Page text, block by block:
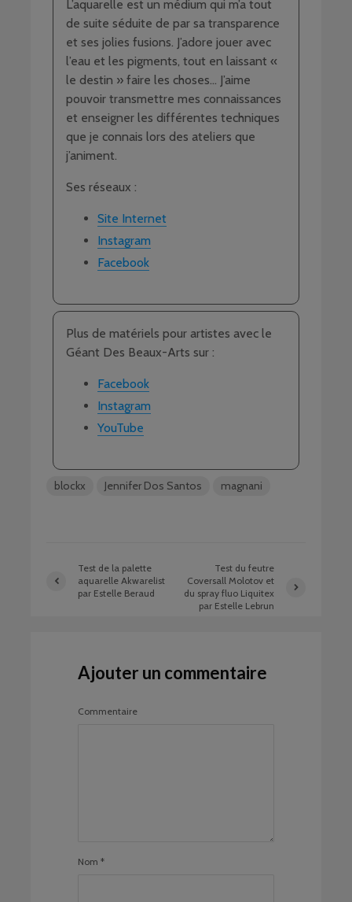
L’aquarelle est un médium qui m’a tout
de suite séduite de par sa transparence
et ses jolies fusions. J’adore jouer avec
l’eau et les pigments, tout en laissant «
le destin » faire les choses… J’aime
pouvoir transmettre mes connaissances
et enseigner les différentes techniques
que je connais lors des ateliers que
j’animent.
Ses réseaux :
Site Internet
Instagram
Facebook
Plus de matériels pour artistes avec le
Géant Des Beaux-Arts sur :
Facebook
Instagram
YouTube
blockx Jennifer Dos Santos magnani
Test de la palette
aquarelle Akwarelist
par Estelle Beraud
Test du feutre
Coversall Molotov et
du spray fluo Liquitex
par Estelle Lebrun
Ajouter un commentaire
Commentaire
Nom *